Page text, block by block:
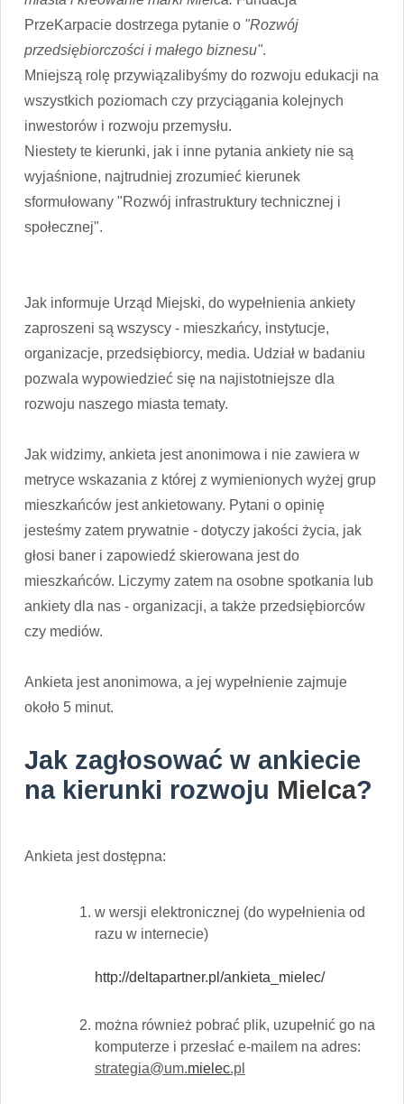
PrzeKarpacie dostrzega pytanie o "Rozwój
przedsiębiorczości i małego biznesu".
Mniejszą rolę przywiązalibyśmy do rozwoju edukacji na
wszystkich poziomach czy przyciągania kolejnych
inwestorów i rozwoju przemysłu.
Niestety te kierunki, jak i inne pytania ankiety nie są
wyjaśnione, najtrudniej zrozumieć kierunek
sformułowany "Rozwój infrastruktury technicznej i
społecznej".
Jak informuje Urząd Miejski, do wypełnienia ankiety
zaproszeni są wszyscy - mieszkańcy, instytucje,
organizacje, przedsiębiorcy, media. Udział w badaniu
pozwala wypowiedzieć się na najistotniejsze dla
rozwoju naszego miasta tematy.
Jak widzimy, ankieta jest anonimowa i nie zawiera w
metryce wskazania z której z wymienionych wyżej grup
mieszkańców jest ankietowany. Pytani o opinię
jesteśmy zatem prywatnie - dotyczy jakości życia, jak
głosi baner i zapowiedź skierowana jest do
mieszkańców. Liczymy zatem na osobne spotkania lub
ankiety dla nas - organizacji, a także przedsiębiorców
czy mediów.
Ankieta jest anonimowa, a jej wypełnienie zajmuje
około 5 minut.
Jak zagłosować w ankiecie
na kierunki rozwoju Mielca?
Ankieta jest dostępna:
w wersji elektronicznej (do wypełnienia od
razu w internecie)
http://deltapartner.pl/ankieta_mielec/
można również pobrać plik, uzupełnić go na
komputerze i przesłać e-mailem na adres:
strategia@um.mielec.pl